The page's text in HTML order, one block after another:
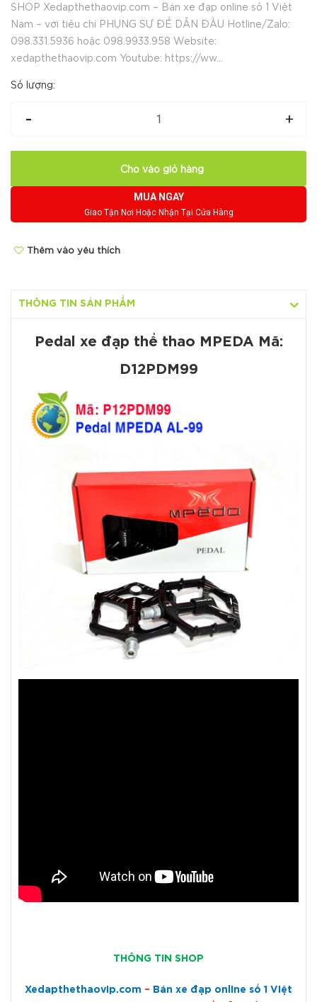
SHOP Xedapthethaovip.com – Bán xe đạp online số 1 Việt
Nam – với tiêu chí PHỤNG SỰ ĐỂ DẪN ĐẦU Hotline/Zalo:
098.331.5936 hoặc 098.9933.958 Website:
xedapthethaovip.com Youtube: https://ww...
Số lượng:
- +
Cho vào giỏ hàng
MUA NGAY
Giao Tận Nơi Hoặc Nhận Tại Cửa Hàng
Thêm vào yêu thích
THÔNG TIN SẢN PHẨM
Pedal xe đạp thể thao MPEDA Mã:
D12PDM99
THÔNG TIN SHOP
Xedapthethaovip.com – Bán xe đạp online số 1 Việt